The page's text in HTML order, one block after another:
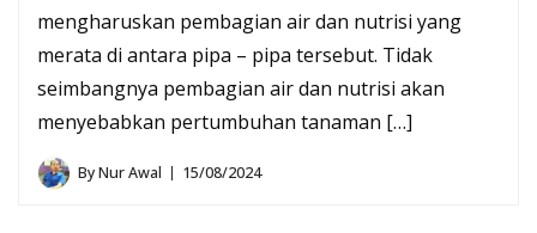
mengharuskan pembagian air dan nutrisi yang
merata di antara pipa – pipa tersebut. Tidak
seimbangnya pembagian air dan nutrisi akan
menyebabkan pertumbuhan tanaman […]
ByNur Awal 15/08/2024